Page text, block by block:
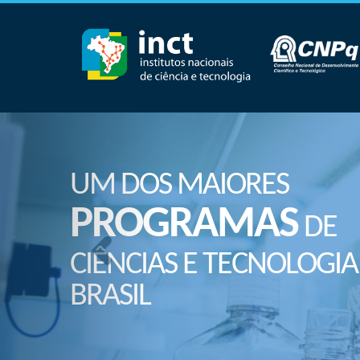
UM DOS MAIORES
PROGRAMASDE
CIÊNCIAS E
BRASIL